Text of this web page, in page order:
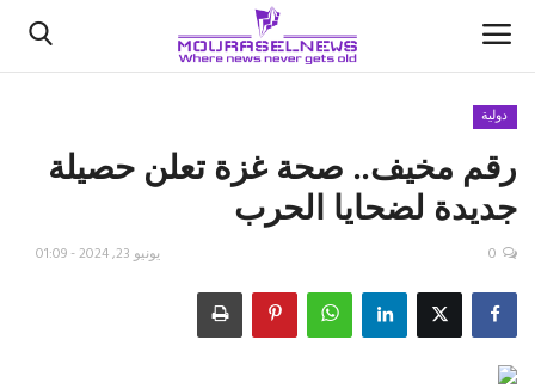
الأخبار
كتّابنا
اقتصاد
دولية
رقم مخيف.. صحة غزة تعلن حصيلة
جديدة لضحايا الحرب
يونيو 23, 2024 - 01:09 0